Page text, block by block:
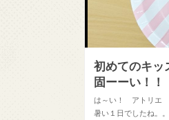
初めてのキッ
固ーーい！
は～い！ アトリエ
暑い１日でしたね。